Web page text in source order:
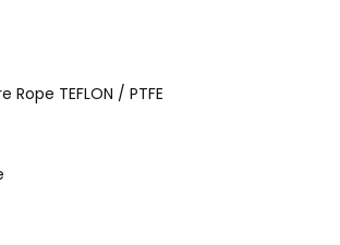
Rope TEFLON / PTFE